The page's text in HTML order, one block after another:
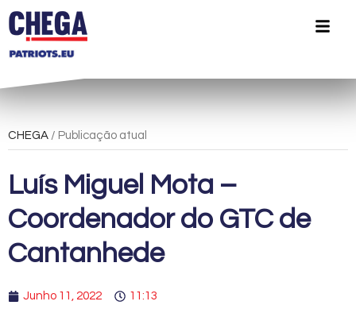
CHEGA / Publicação atual
Luís Miguel Mota –
Coordenador do GTC de
Cantanhede
Junho 11, 2022 11:13